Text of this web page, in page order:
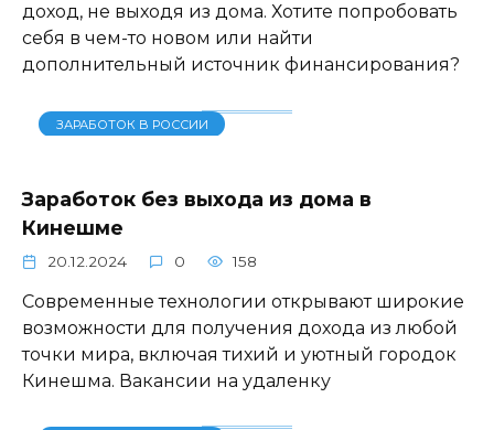
доход, не выходя из дома. Хотите попробовать
себя в чем-то новом или найти
дополнительный источник финансирования?
ЗАРАБОТОК В РОССИИ
Заработок без выхода из дома в
Кинешме
20.12.2024 0 158
Современные технологии открывают широкие
возможности для получения дохода из любой
точки мира, включая тихий и уютный городок
Кинешма. Вакансии на удаленку